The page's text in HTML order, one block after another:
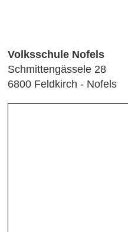
Volksschule Nofels
Schmittengässele 28
6800 Feldkirch - Nofels